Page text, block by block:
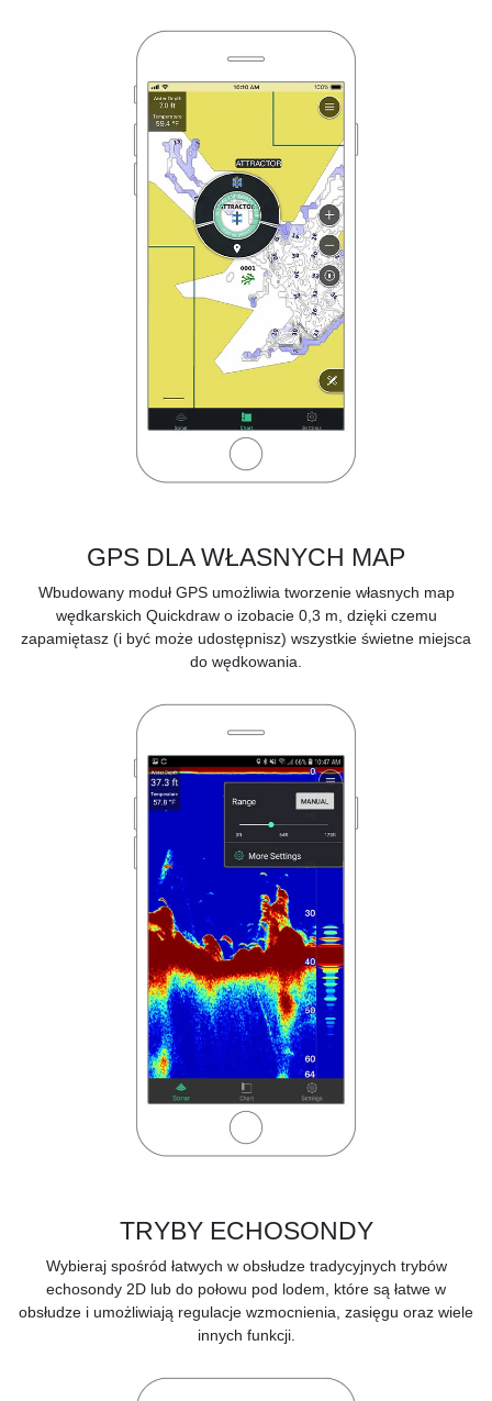
GPS DLA WŁASNYCH MAP
Wbudowany moduł GPS umożliwia tworzenie własnych map
wędkarskich Quickdraw o izobacie 0,3 m, dzięki czemu
zapamiętasz (i być może udostępnisz) wszystkie świetne miejsca
do wędkowania.
TRYBY ECHOSONDY
Wybieraj spośród łatwych w obsłudze tradycyjnych trybów
echosondy 2D lub do połowu pod lodem, które są łatwe w
obsłudze i umożliwiają regulacje wzmocnienia, zasięgu oraz wiele
innych funkcji.